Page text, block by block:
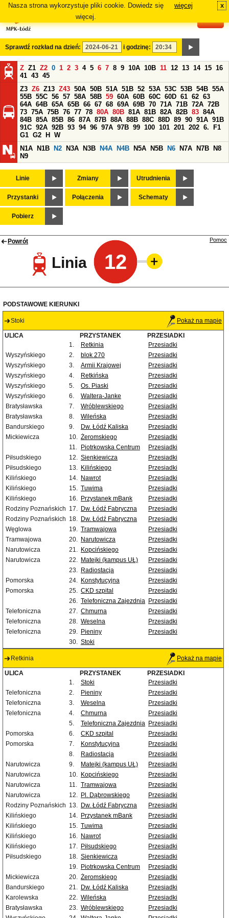
Nasza strona wykorzystuje pliki cookie. Dowiedz się
więcej.
więcej x
Sprawdź rozkład na dzień: i godzinę:
Z Z1 Z2 0 1 2 3 4 5 6 7 8 9 10A 10B 11 12 13 14 15 16
41 43 45
Z3 Z6 Z13 Z43 50A 50B 51A 51B 52 53A 53C 53B 54B 55A
55B 55C 56 57 58A 58B 59 60A 60B 60C 60D 61 62 63
64A 64B 65A 65B 66 67 68 69A 69B 70 71A 71B 72A 72B
73 75A 75B 76 77 78 80A 80B 81A 81B 82A 82B 83 84A
84B 85A 85B 86 87A 87B 88A 88B 88C 88D 89 90 91A 91B
91C 92A 92B 93 94 96 97A 97B 99 100 101 201 202 6.
F1
G1 G2 H
W
N1A
N1B N2 N3A N3B N4A N4B N5A N5B N6 N7A N7B
N8
N9
Linie Zmiany Utrudnienia
Przystanki Połączenia Schematy
Pobierz
Powrót
Linia 12
Pomoc
PODSTAWOWE KIERUNKI
Stoki Pokaż na mapie
ULICA PRZYSTANEK
PRZESIADKI
1.
Retkinia
Przesiadki
Wyszyńskiego
2. blok 270
Przesiadki
Wyszyńskiego
3. Armii Krajowej
Przesiadki
Wyszyńskiego
4. Retkińska
Przesiadki
Wyszyńskiego
5. Os. Piaski
Przesiadki
Wyszyńskiego
6. Waltera-Janke
Przesiadki
Bratysławska
7. Wróblewskiego
Przesiadki
Bratysławska
8. Wileńska
Przesiadki
Bandurskiego
9. Dw. Łódź Kaliska
Przesiadki
Mickiewicza
10. Żeromskiego
Przesiadki
11.
Piotrkowska Centrum
Przesiadki
Piłsudskiego
12. Sienkiewicza
Przesiadki
Piłsudskiego
13. Kilińskiego
Przesiadki
Kilińskiego
14. Nawrot
Przesiadki
Kilińskiego
15. Tuwima
Przesiadki
Kilińskiego
16. Przystanek mBank
Przesiadki
Rodziny Poznańskich 17. Dw. Łódź Fabryczna
Przesiadki
Rodziny Poznańskich 18. Dw. Łódź Fabryczna
Przesiadki
Węglowa
19. Tramwajowa
Przesiadki
Tramwajowa
20. Narutowicza
Przesiadki
Narutowicza
21. Kopcińskiego
Przesiadki
Narutowicza
22. Matejki (kampus UŁ)
Przesiadki
23. Radiostacja
Przesiadki
Pomorska
24. Konstytucyjna
Przesiadki
Pomorska
25. CKD szpital
Przesiadki
26. Telefoniczna Zajezdnia Przesiadki
Telefoniczna
27. Chmurna
Przesiadki
Telefoniczna
28. Weselna
Przesiadki
Telefoniczna
29. Pieniny
Przesiadki
30. Stoki
Retkinia Pokaż na mapie
ULICA PRZYSTANEK
PRZESIADKI
1.
Stoki
Przesiadki
Telefoniczna
2. Pieniny
Przesiadki
Telefoniczna
3. Weselna
Przesiadki
Telefoniczna
4. Chmurna
Przesiadki
5.
Telefoniczna Zajezdnia Przesiadki
Pomorska
6. CKD szpital
Przesiadki
Pomorska
7. Konstytucyjna
Przesiadki
8.
Radiostacja
Przesiadki
Narutowicza
9. Matejki (kampus UŁ)
Przesiadki
Narutowicza
10. Kopcińskiego
Przesiadki
Narutowicza
11. Tramwajowa
Przesiadki
Narutowicza
12. Pl. Dąbrowskiego
Przesiadki
Rodziny Poznańskich 13. Dw. Łódź Fabryczna
Przesiadki
Kilińskiego
14. Przystanek mBank
Przesiadki
Kilińskiego
15. Tuwima
Przesiadki
Kilińskiego
16. Nawrot
Przesiadki
Kilińskiego
17. Piłsudskiego
Przesiadki
Piłsudskiego
18. Sienkiewicza
Przesiadki
19. Piotrkowska Centrum
Przesiadki
Mickiewicza
20. Żeromskiego
Przesiadki
Bandurskiego
21. Dw. Łódź Kaliska
Przesiadki
Karolewska
22. Wileńska
Przesiadki
Bratysławska
23. Wróblewskiego
Przesiadki